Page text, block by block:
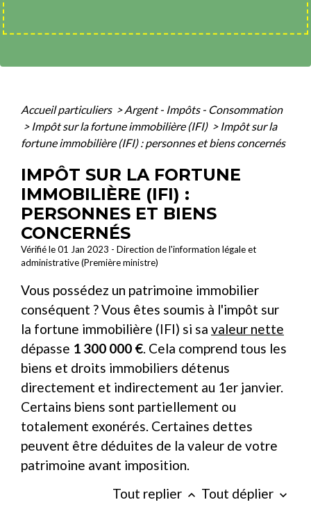
Accueil particuliers > Argent - Impôts - Consommation
> Impôt sur la fortune immobilière (IFI) > Impôt sur la
fortune immobilière (IFI) : personnes et biens concernés
IMPÔT SUR LA FORTUNE
IMMOBILIÈRE (IFI) :
PERSONNES ET BIENS
CONCERNÉS
Vérifié le 01 Jan 2023 - Direction de l'information légale et
administrative (Première ministre)
Vous possédez un patrimoine immobilier
conséquent ? Vous êtes soumis à l'impôt sur
la fortune immobilière (IFI) si sa valeur nette
dépasse 1 300 000 €. Cela comprend tous les
biens et droits immobiliers détenus
directement et indirectement au 1er janvier.
Certains biens sont partiellement ou
totalement exonérés. Certaines dettes
peuvent être déduites de la valeur de votre
patrimoine avant imposition.
Tout replier keyboard_arrow_up Tout déplier keyboard_arrow_down